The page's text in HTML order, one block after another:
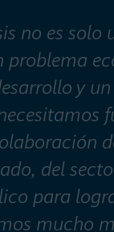
no es solo
problema
y
del
para
mucho